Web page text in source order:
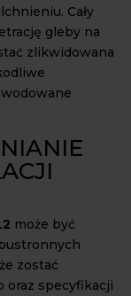
Cały
gleby na
zlikwidowana
może być
zostać
oraz specyfikacji